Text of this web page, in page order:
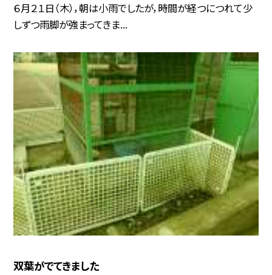
６月２１日（木），朝は小雨でしたが，時間が経つにつれて少
しずつ雨脚が強まってきま...
双葉がでてきました